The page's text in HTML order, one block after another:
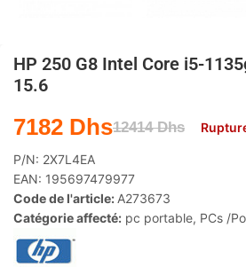
HP 250 G8 Intel Core i5-
15.6
12414Dhs
7182 Dhs
P/N: 2X7L4EA
EAN: 195697479977
Code de l'article: A273673
Catégorie affecté: pc portable, PCs /